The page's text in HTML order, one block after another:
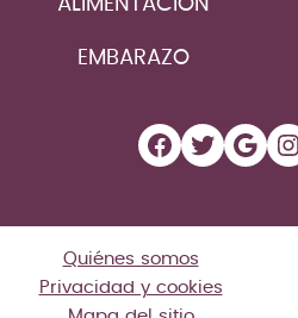
ALIMENTACIÓN
EMBARAZO
Facebook
Twitter
Quiénes somos
Privacidad y cookies